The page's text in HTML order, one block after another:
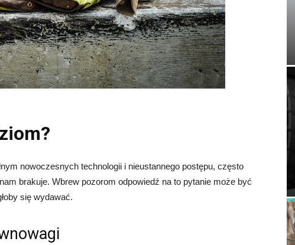
nowoczesnych technologii i nieustannego postępu, często
brakuje. Wbrew pozorom odpowiedź na to pytanie może być
się wydawać.